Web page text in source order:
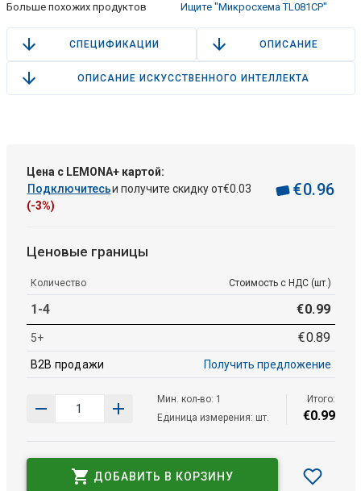
Больше похожих продуктов
Ищите "Микросхема TL081CP"
СПЕЦИФИКАЦИИ ОПИСАНИЕ
ОПИСАНИЕ ИСКУССТВЕННОГО ИНТЕЛЛЕКТА
Цена с LEMONA+ картой:
Подключитесьи получите скидку от€0.03
(-3%)
€0.96
Ценовые границы
Количество Стоимость с НДС (шт.)
1-4 €0.99
5+ €0.89
B2B продажи Получить предложение
Мин. кол-во: 1
Единица измерения: шт.
Итого:
€0.99
ДОБАВИТЬ В КОРЗИНУ